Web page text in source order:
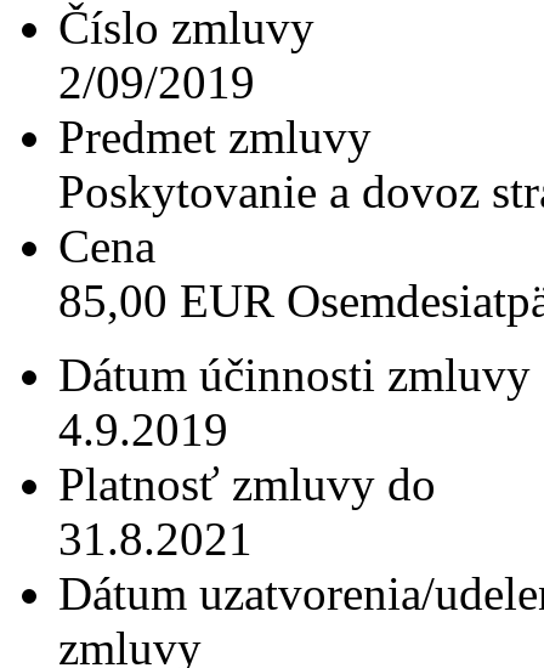
Číslo zmluvy
2/09/2019
Predmet zmluvy
Poskytovanie a dovoz
Cena
85,00 EUR
Dátum účinnosti zmluvy
4.9.2019
Platnosť zmluvy do
31.8.2021
Dátum uzatvorenia/
zmluvy